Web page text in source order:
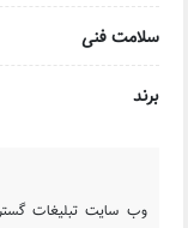
سلامت فنی
برند
وب سایت تبلیغات